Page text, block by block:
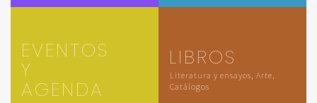
EVENTOS
Y
AGENDA
LIBROS
Literatura y ensayos, Arte,
Catálogos